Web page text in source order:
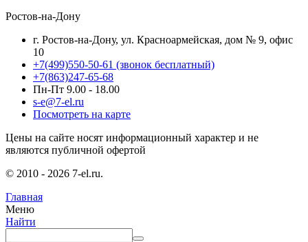
Ростов-на-Дону
г. Ростов-на-Дону, ул. Красноармейская, дом № 9, офис
10
+7(499)550-50-61 (звонок бесплатный)
+7(863)247-65-68
Пн-Пт 9.00 - 18.00
s-e@7-el.ru
Посмотреть на карте
Цены на сайте носят информационный характер и не
являются публичной офертой
© 2010 - 2026 7-el.ru.
Главная
Меню
Найти